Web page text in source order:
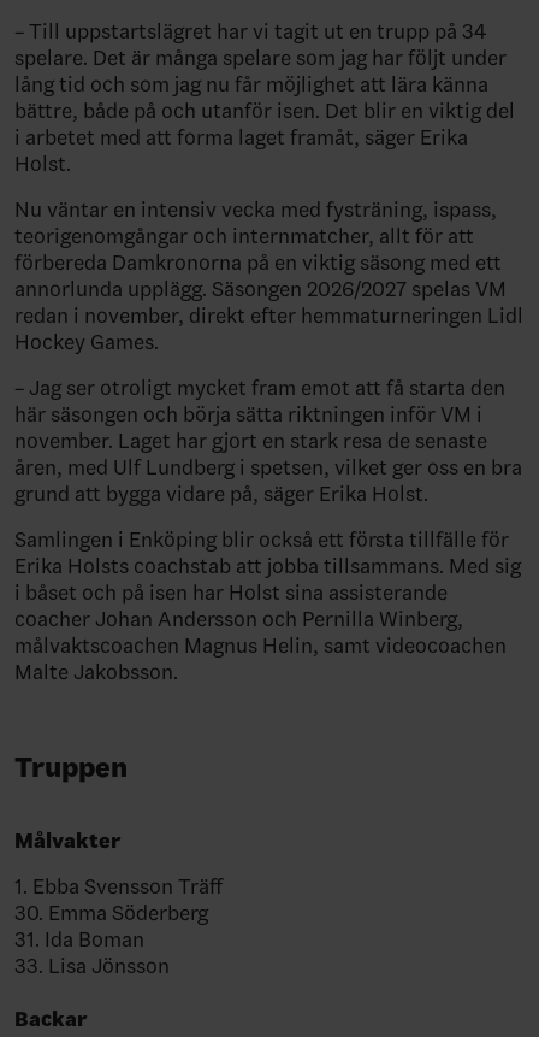
– Till uppstartslägret har vi tagit ut en trupp på 34
spelare. Det är många spelare som jag har följt under
lång tid och som jag nu får möjlighet att lära känna
bättre, både på och utanför isen. Det blir en viktig del
i arbetet med att forma laget framåt, säger Erika
Holst.
Nu väntar en intensiv vecka med fysträning, ispass,
teorigenomgångar och internmatcher, allt för att
förbereda Damkronorna på en viktig säsong med ett
annorlunda upplägg. Säsongen 2026/2027 spelas VM
redan i november, direkt efter hemmaturneringen Lidl
Hockey Games.
– Jag ser otroligt mycket fram emot att få starta den
här säsongen och börja sätta riktningen inför VM i
november. Laget har gjort en stark resa de senaste
åren, med Ulf Lundberg i spetsen, vilket ger oss en bra
grund att bygga vidare på, säger Erika Holst.
Samlingen i Enköping blir också ett första tillfälle för
Erika Holsts coachstab att jobba tillsammans. Med sig
i båset och på isen har Holst sina assisterande
coacher Johan Andersson och Pernilla Winberg,
målvaktscoachen Magnus Helin, samt videocoachen
Malte Jakobsson.
Truppen
Målvakter
1. Ebba Svensson Träff
30. Emma Söderberg
31. Ida Boman
33. Lisa Jönsson
Backar